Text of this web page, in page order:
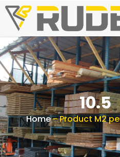
10.5
Home-Product M2